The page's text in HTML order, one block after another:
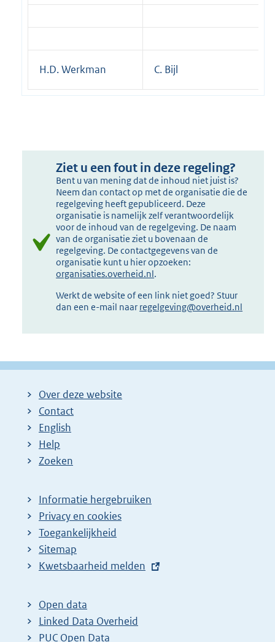
H.D. Werkman C. Bijl
Ziet u een fout in deze regeling?
Bent u van mening dat de inhoud niet juist is?
Neem dan contact op met de organisatie die de
regelgeving heeft gepubliceerd. Deze
organisatie is namelijk zelf verantwoordelijk
voor de inhoud van de regelgeving. De naam
van de organisatie ziet u bovenaan de
regelgeving. De contactgegevens van de
organisatie kunt u hier opzoeken:
organisaties.overheid.nl.
Werkt de website of een link niet goed? Stuur
dan een e-mail naar regelgeving@overheid.nl
Over deze website
Contact
English
Help
Zoeken
Informatie hergebruiken
Privacy en cookies
Toegankelijkheid
Sitemap
E
t
e
r
Kwetsbaarheid melden
Open data
Linked Data Overheid
PUC Open Data